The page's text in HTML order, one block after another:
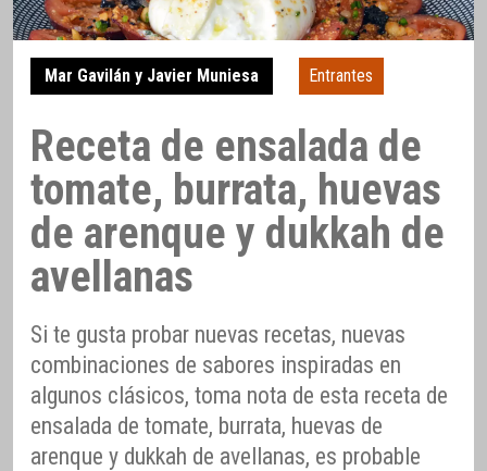
Mar Gavilán y Javier Muniesa Entrantes
Receta de ensalada de
tomate, burrata, huevas
de arenque y dukkah de
avellanas
Si te gusta probar nuevas recetas, nuevas
combinaciones de sabores inspiradas en
algunos clásicos, toma nota de esta receta de
ensalada de tomate, burrata, huevas de
arenque y dukkah de avellanas, es probable